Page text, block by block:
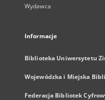
Wydawca
Informacje
Biblioteka Uniwersytetu
Wojewódzka i Miejska
Federacja Bibliotek